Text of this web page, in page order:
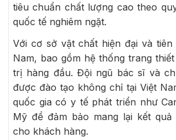
tiêu chuẩn chất lượng cao theo
quốc tế nghiêm ngặt.
Với cơ sở vật chất hiện đại và tiên
Nam, bao gồm hệ thống trang
trị hàng đầu. Đội ngũ bác sĩ và
được đào tạo không chỉ tại Việt
quốc gia có y tế phát triển như
Mỹ để đảm bảo mang lại kết
cho khách hàng.